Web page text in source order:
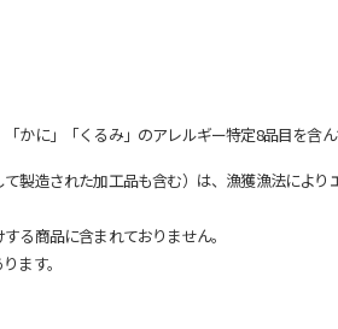
かに」「くるみ」のアレルギー特定8品目を含ん
造された加工品も含む）は、漁獲漁法によ
る商品に含まれておりません。
ます。